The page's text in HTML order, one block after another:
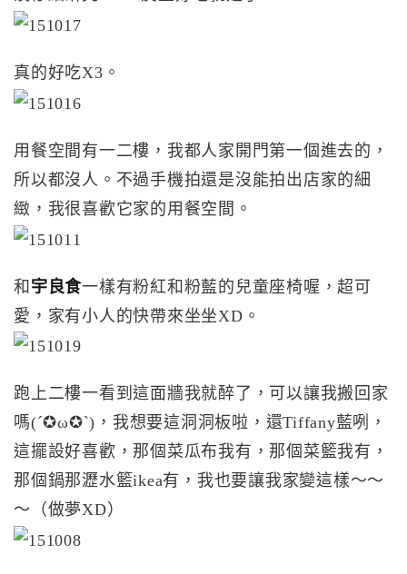
真的好吃X3。
用餐空間有一二樓，我都人家開門第一個進去的，
所以都沒人。不過手機拍還是沒能拍出店家的細
緻，我很喜歡它家的用餐空間。
和 宇良食一樣有粉紅和粉藍的兒童座椅喔，超可
愛，家有小人的快帶來坐坐XD。
跑上二樓一看到這面牆我就醉了，可以讓我搬回家
嗎(´✪ω✪`)，我想要這洞洞板啦，還Tiffany藍咧，
這擺設好喜歡，那個菜瓜布我有，那個菜籃我有，
那個鍋那瀝水籃ikea有，我也要讓我家變這樣～～
～（做夢XD）